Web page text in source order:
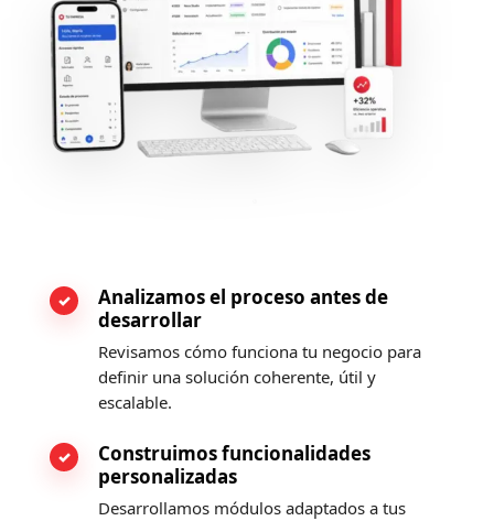
Analizamos el proceso antes de
desarrollar
Revisamos cómo funciona tu negocio para
definir una solución coherente, útil y
escalable.
Construimos funcionalidades
personalizadas
Desarrollamos módulos adaptados a tus